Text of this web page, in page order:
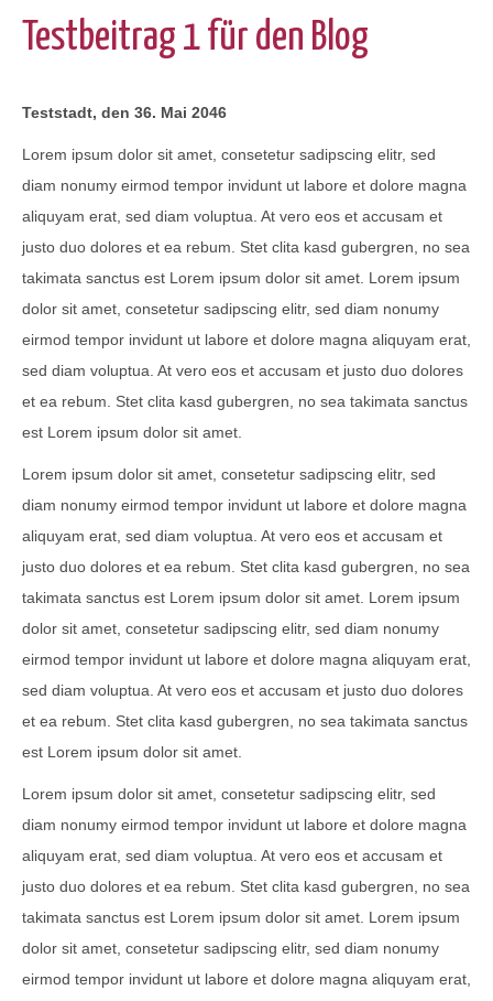
Testbeitrag 1 für den Blog
Teststadt, den 36. Mai 2046
Lorem ipsum dolor sit amet, consetetur sadipscing elitr, sed
diam nonumy eirmod tempor invidunt ut labore et dolore magna
aliquyam erat, sed diam voluptua. At vero eos et accusam et
justo duo dolores et ea rebum. Stet clita kasd gubergren, no sea
takimata sanctus est Lorem ipsum dolor sit amet. Lorem ipsum
dolor sit amet, consetetur sadipscing elitr, sed diam nonumy
eirmod tempor invidunt ut labore et dolore magna aliquyam erat,
sed diam voluptua. At vero eos et accusam et justo duo dolores
et ea rebum. Stet clita kasd gubergren, no sea takimata sanctus
est Lorem ipsum dolor sit amet.
Lorem ipsum dolor sit amet, consetetur sadipscing elitr, sed
diam nonumy eirmod tempor invidunt ut labore et dolore magna
aliquyam erat, sed diam voluptua. At vero eos et accusam et
justo duo dolores et ea rebum. Stet clita kasd gubergren, no sea
takimata sanctus est Lorem ipsum dolor sit amet. Lorem ipsum
dolor sit amet, consetetur sadipscing elitr, sed diam nonumy
eirmod tempor invidunt ut labore et dolore magna aliquyam erat,
sed diam voluptua. At vero eos et accusam et justo duo dolores
et ea rebum. Stet clita kasd gubergren, no sea takimata sanctus
est Lorem ipsum dolor sit amet.
Lorem ipsum dolor sit amet, consetetur sadipscing elitr, sed
diam nonumy eirmod tempor invidunt ut labore et dolore magna
aliquyam erat, sed diam voluptua. At vero eos et accusam et
justo duo dolores et ea rebum. Stet clita kasd gubergren, no sea
takimata sanctus est Lorem ipsum dolor sit amet. Lorem ipsum
dolor sit amet, consetetur sadipscing elitr, sed diam nonumy
eirmod tempor invidunt ut labore et dolore magna aliquyam erat,